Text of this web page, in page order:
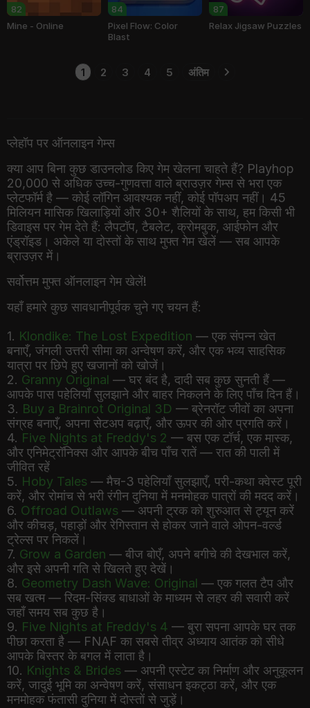
82
Mine - Online
84
Pixel Flow: Color
Blast
87
Relax Jigsaw Puzzles
1 2 3 4 5 अंतिम
प्लेहॉप पर ऑनलाइन गेम्स
क्या आप बिना कुछ डाउनलोड किए गेम खेलना चाहते हैं? Playhop
20,000 से अधिक उच्च-गुणवत्ता वाले ब्राउज़र गेम्स से भरा एक
प्लेटफॉर्म है — कोई लॉगिन आवश्यक नहीं, कोई पॉपअप नहीं। 45
मिलियन मासिक खिलाड़ियों और 30+ शैलियों के साथ, हम किसी भी
डिवाइस पर गेम देते हैं: लैपटॉप, टैबलेट, क्रोमबुक, आईफोन और
एंड्रॉइड। अकेले या दोस्तों के साथ मुफ्त गेम खेलें — सब आपके
ब्राउज़र में।
सर्वोत्तम मुफ्त ऑनलाइन गेम खेलें!
यहाँ हमारे कुछ सावधानीपूर्वक चुने गए चयन हैं:
1. Klondike: The Lost Expedition — एक संपन्न खेत
बनाएँ, जंगली उत्तरी सीमा का अन्वेषण करें, और एक भव्य साहसिक
यात्रा पर छिपे हुए खजानों को खोजें।
2. Granny Original — घर बंद है, दादी सब कुछ सुनती हैं —
आपके पास पहेलियाँ सुलझाने और बाहर निकलने के लिए पाँच दिन हैं।
3. Buy a Brainrot Original 3D — ब्रेनरॉट जीवों का अपना
संग्रह बनाएँ, अपना सेटअप बढ़ाएँ, और ऊपर की ओर प्रगति करें।
4. Five Nights at Freddy's 2 — बस एक टॉर्च, एक मास्क,
और एनिमेट्रॉनिक्स और आपके बीच पाँच रातें — रात की पाली में
जीवित रहें
5. Hoby Tales — मैच-3 पहेलियाँ सुलझाएँ, परी-कथा क्वेस्ट पूरी
करें, और रोमांच से भरी रंगीन दुनिया में मनमोहक पात्रों की मदद करें।
6. Offroad Outlaws — अपनी ट्रक को शुरुआत से ट्यून करें
और कीचड़, पहाड़ों और रेगिस्तान से होकर जाने वाले ओपन-वर्ल्ड
ट्रेल्स पर निकलें।
7. Grow a Garden — बीज बोएँ, अपने बगीचे की देखभाल करें,
और इसे अपनी गति से खिलते हुए देखें।
8. Geometry Dash Wave: Original — एक गलत टैप और
सब खत्म — रिदम-सिंक्ड बाधाओं के माध्यम से लहर की सवारी करें
जहाँ समय सब कुछ है।
9. Five Nights at Freddy's 4 — बुरा सपना आपके घर तक
पीछा करता है — FNAF का सबसे तीव्र अध्याय आतंक को सीधे
आपके बिस्तर के बगल में लाता है।
10. Knights & Brides — अपनी एस्टेट का निर्माण और अनुकूलन
करें, जादुई भूमि का अन्वेषण करें, संसाधन इकट्ठा करें, और एक
मनमोहक फंतासी दुनिया में दोस्तों से जुड़ें।